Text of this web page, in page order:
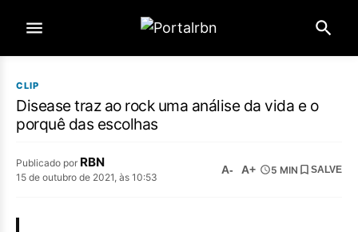
CLIP
Disease traz ao rock uma análise da vida e o
porquê das escolhas
Publicado por RBN
15 de outubro de 2021, às 10:53
A- A+ 5 MIN SALVE